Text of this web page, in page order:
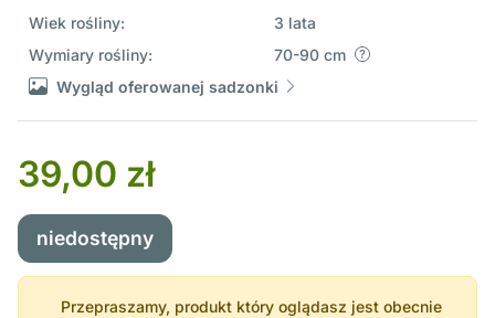
Wiek rośliny:
3 lata
Wymiary rośliny:
70-90 cm
Wygląd oferowanej sadzonki
39,00 zł
niedostępny
Przepraszamy, produkt który oglądasz jest obecnie